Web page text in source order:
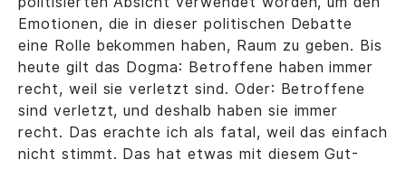
Emotionen, die in dieser politischen Debatte
eine Rolle bekommen haben, Raum zu geben. Bis
heute gilt das Dogma: Betroffene haben immer
recht, weil sie verletzt sind. Oder: Betroffene
sind verletzt, und deshalb haben sie immer
recht. Das erachte ich als fatal, weil das einfach
nicht stimmt. Das hat etwas mit diesem Gut-